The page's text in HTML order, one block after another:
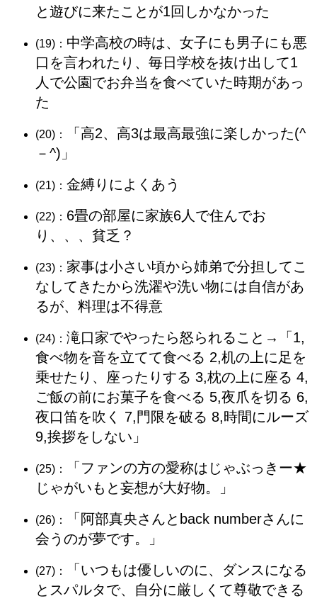
と遊びに来たことが1回しかなかった
(19)： 中学高校の時は、女子にも男子にも悪
口を言われたり、毎日学校を抜け出して1
人で公園でお弁当を食べていた時期があっ
た
(20)：
「高2、高3は最高最強に楽しかった(^
－^)」
(21)： 金縛りによくあう
(22)： 6畳の部屋に家族6人で住んでお
り、、、貧乏？
(23)： 家事は小さい頃から姉弟で分担してこ
なしてきたから洗濯や洗い物には自信があ
るが、料理は不得意
(24)： 滝口家でやったら怒られること→「1,
食べ物を音を立てて食べる 2,机の上に足を
乗せたり、座ったりする 3,枕の上に座る 4,
ご飯の前にお菓子を食べる 5,夜爪を切る 6,
夜口笛を吹く 7,門限を破る 8,時間にルーズ
9,挨拶をしない」
(25)：
「ファンの方の愛称はじゃぶっきー★
じゃがいもと妄想が大好物。」
(26)：
「阿部真央さんとback numberさんに
会うのが夢です。」
(27)：
「いつもは優しいのに、ダンスになる
とスパルタで、自分に厳しくて尊敬できる